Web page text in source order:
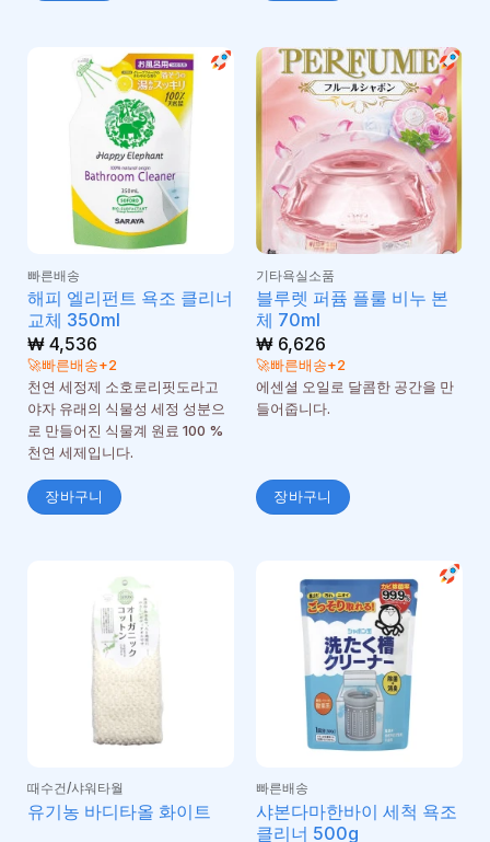
빠른배송
해피 엘리펀트 욕조 클리너
교체 350ml
₩4,536
🚀빠른배송+2
천연 세정제 소호로리핏도라고
야자 유래의 식물성 세정 성분으
로 만들어진 식물계 원료 100 %
천연 세제입니다.
장바구니
기타욕실소품
블루렛 퍼퓸 플룰 비누 본
체 70ml
₩6,626
🚀빠른배송+2
에센셜 오일로 달콤한 공간을 만
들어줍니다.
장바구니
때수건/샤워타월
유기농 바디타올 화이트
빠른배송
샤본다마한바이 세척 욕조
클리너 500g